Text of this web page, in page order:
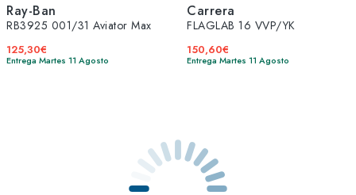
Ray-Ban
RB3925 001/31 Aviator Max
125,30€
Entrega Martes 11 Agosto
Carrera
FLAGLAB 16 VVP/YK
150,60€
Entrega Martes 11 Agosto